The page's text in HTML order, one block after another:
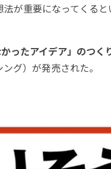
が重要になってくると
かったアイデア」のつく
グ）が発売された。